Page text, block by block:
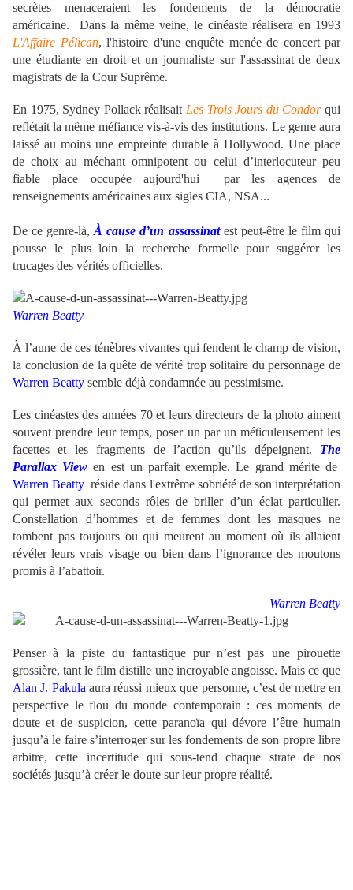
secrètes menaceraient les fondements de la démocratie
américaine. Dans la même veine, le cinéaste réalisera en 1993
L'Affaire Pélican, l'histoire d'une enquête menée de concert par
une étudiante en droit et un journaliste sur l'assassinat de deux
magistrats de la Cour Suprême.
En 1975, Sydney Pollack réalisait Les Trois Jours du Condorqui
reflétait la même méfiance vis-à-vis des institutions. Le genre aura
laissé au moins une empreinte durable à Hollywood. Une place
de choix au méchant omnipotent ou celui d’interlocuteur peu
fiable place occupée aujourd'hui par les agences de
renseignements américaines aux sigles CIA, NSA...
De ce genre-là,À cause d’un assassinatest peut-être le film qui
pousse le plus loin la recherche formelle pour suggérer les
trucages des vérités officielles.
Warren Beatty
À l’aune de ces ténèbres vivantes qui fendent le champ de vision,
la conclusion de la quête de vérité trop solitaire du personnage de
Warren Beatty semble déjà condamnée au pessimisme.
Les cinéastes des années 70 et leurs directeurs de la photo aiment
souvent prendre leur temps, poser un par un méticuleusement les
facettes et les fragments de l’action qu’ils dépeignent. The
Parallax View en est un parfait exemple. Le grand mérite de
Warren Beatty réside dans l'extrême sobriété de son interprétation
qui permet aux seconds rôles de briller d’un éclat particulier.
Constellation d’hommes et de femmes dont les masques ne
tombent pas toujours ou qui meurent au moment où ils allaient
révéler leurs vrais visage ou bien dans l’ignorance des moutons
promis à l’abattoir.
Warren Beatty
Penser à la piste du fantastique pur n’est pas une pirouette
grossière, tant le film distille une incroyable angoisse. Mais ce que
Alan J. Pakula aura réussi mieux que personne, c’est de mettre en
perspective le flou du monde contemporain : ces moments de
doute et de suspicion, cette paranoïa qui dévore l’être humain
jusqu’à le faire s’interroger sur les fondements de son propre libre
arbitre, cette incertitude qui sous-tend chaque strate de nos
sociétés jusqu’à créer le doute sur leur propre réalité.